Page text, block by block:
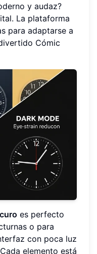
y audaz?
La plataforma
para adaptarse a
Cómic
es perfecto
o para
con poca luz
elemento está